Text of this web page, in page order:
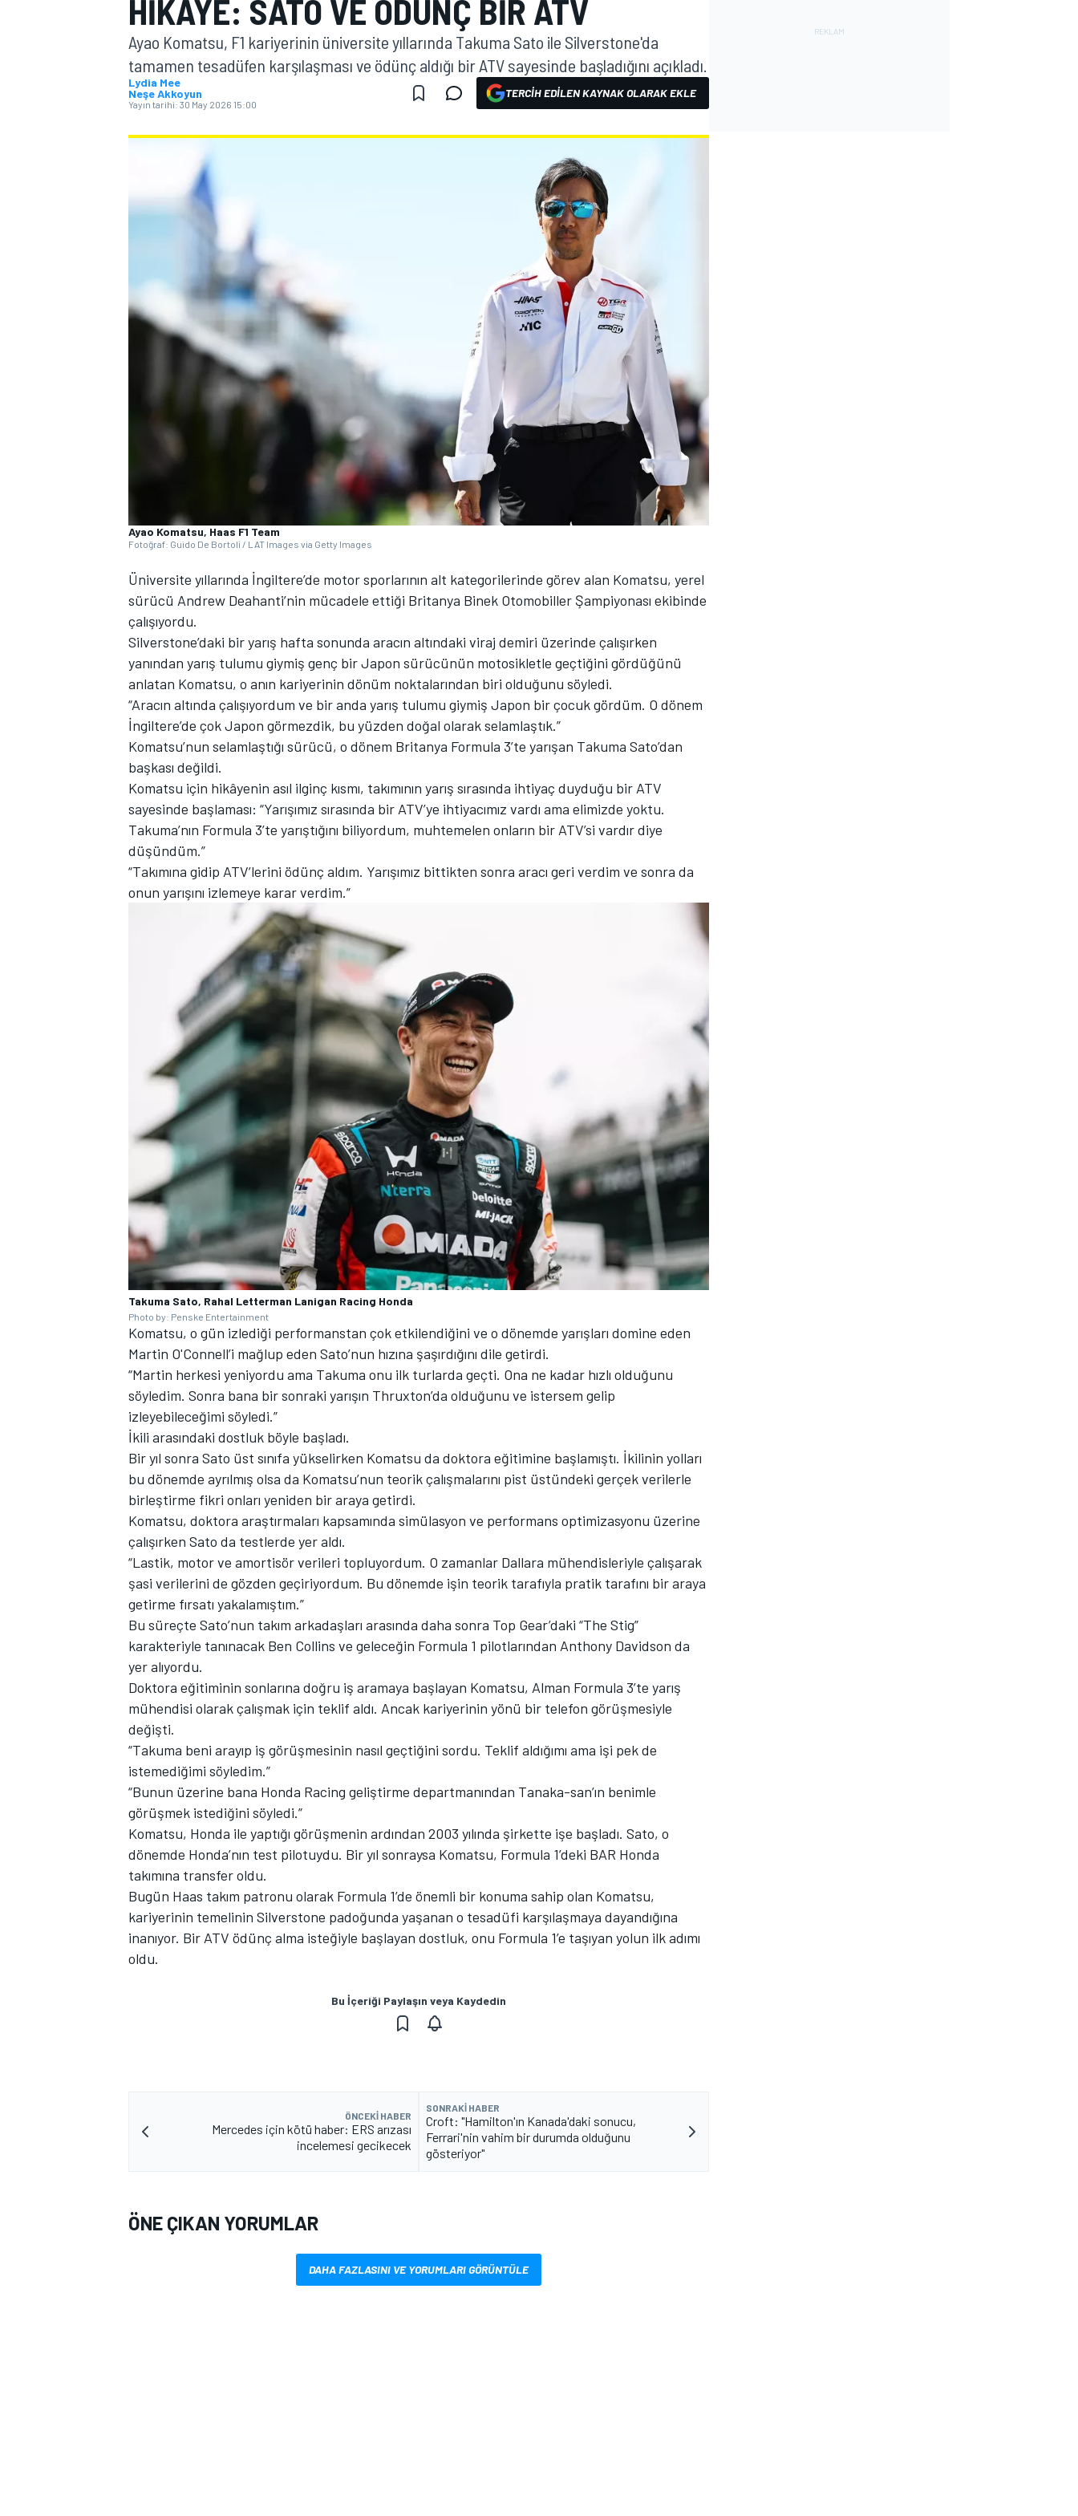
MOTOGP
WORLD SUPERBIKE
TÜRK SPORCULAR
MOTOSİKLET
HIKÂYE: SATO VE ÖDÜNÇ BIR ATV
Ayao Komatsu, F1 kariyerinin üniversite yıllarında Takuma Sato ile Silverstone'da
tamamen tesadüfen karşılaşması ve ödünç aldığı bir ATV sayesinde başladığını açıkladı.
Lydia Mee
Neşe Akkoyun
Yayın tarihi: 30 May 2026 15:00
TERCIH EDILEN KAYNAK OLARAK EKLE
Ayao Komatsu, Haas F1 Team
Fotoğraf: Guido De Bortoli / LAT Images via Getty Images
Üniversite yıllarında İngiltere’de motor sporlarının alt kategorilerinde görev alan Komatsu, yerel
sürücü Andrew Deahanti’nin mücadele ettiği Britanya Binek Otomobiller Şampiyonası ekibinde
çalışıyordu.
Silverstone’daki bir yarış hafta sonunda aracın altındaki viraj demiri üzerinde çalışırken
yanından yarış tulumu giymiş genç bir Japon sürücünün motosikletle geçtiğini gördüğünü
anlatan Komatsu, o anın kariyerinin dönüm noktalarından biri olduğunu söyledi.
“Aracın altında çalışıyordum ve bir anda yarış tulumu giymiş Japon bir çocuk gördüm. O dönem
İngiltere’de çok Japon görmezdik, bu yüzden doğal olarak selamlaştık.”
Komatsu’nun selamlaştığı sürücü, o dönem Britanya Formula 3’te yarışan Takuma Sato’dan
başkası değildi.
Komatsu için hikâyenin asıl ilginç kısmı, takımının yarış sırasında ihtiyaç duyduğu bir ATV
sayesinde başlaması: “Yarışımız sırasında bir ATV’ye ihtiyacımız vardı ama elimizde yoktu.
Takuma’nın Formula 3’te yarıştığını biliyordum, muhtemelen onların bir ATV’si vardır diye
düşündüm.”
“Takımına gidip ATV’lerini ödünç aldım. Yarışımız bittikten sonra aracı geri verdim ve sonra da
onun yarışını izlemeye karar verdim.”
Takuma Sato, Rahal Letterman Lanigan Racing Honda
Photo by: Penske Entertainment
Komatsu, o gün izlediği performanstan çok etkilendiğini ve o dönemde yarışları domine eden
Martin O'Connell’i mağlup eden Sato’nun hızına şaşırdığını dile getirdi.
“Martin herkesi yeniyordu ama Takuma onu ilk turlarda geçti. Ona ne kadar hızlı olduğunu
söyledim. Sonra bana bir sonraki yarışın Thruxton’da olduğunu ve istersem gelip
izleyebileceğimi söyledi.”
İkili arasındaki dostluk böyle başladı.
Bir yıl sonra Sato üst sınıfa yükselirken Komatsu da doktora eğitimine başlamıştı. İkilinin yolları
bu dönemde ayrılmış olsa da Komatsu’nun teorik çalışmalarını pist üstündeki gerçek verilerle
birleştirme fikri onları yeniden bir araya getirdi.
Komatsu, doktora araştırmaları kapsamında simülasyon ve performans optimizasyonu üzerine
çalışırken Sato da testlerde yer aldı.
“Lastik, motor ve amortisör verileri topluyordum. O zamanlar Dallara mühendisleriyle çalışarak
şasi verilerini de gözden geçiriyordum. Bu dönemde işin teorik tarafıyla pratik tarafını bir araya
getirme fırsatı yakalamıştım.”
Bu süreçte Sato’nun takım arkadaşları arasında daha sonra Top Gear’daki “The Stig”
karakteriyle tanınacak Ben Collins ve geleceğin Formula 1 pilotlarından Anthony Davidson da
yer alıyordu.
Doktora eğitiminin sonlarına doğru iş aramaya başlayan Komatsu, Alman Formula 3’te yarış
mühendisi olarak çalışmak için teklif aldı. Ancak kariyerinin yönü bir telefon görüşmesiyle
değişti.
“Takuma beni arayıp iş görüşmesinin nasıl geçtiğini sordu. Teklif aldığımı ama işi pek de
istemediğimi söyledim.”
“Bunun üzerine bana Honda Racing geliştirme departmanından Tanaka-san’ın benimle
görüşmek istediğini söyledi.”
Komatsu, Honda ile yaptığı görüşmenin ardından 2003 yılında şirkette işe başladı. Sato, o
dönemde Honda’nın test pilotuydu. Bir yıl sonraysa Komatsu, Formula 1’deki BAR Honda
takımına transfer oldu.
Bugün Haas takım patronu olarak Formula 1’de önemli bir konuma sahip olan Komatsu,
kariyerinin temelinin Silverstone padoğunda yaşanan o tesadüfi karşılaşmaya dayandığına
inanıyor. Bir ATV ödünç alma isteğiyle başlayan dostluk, onu Formula 1’e taşıyan yolun ilk adımı
oldu.
Bu İçeriği Paylaşın veya Kaydedin
ÖNCEKI HABER
Mercedes için kötü haber: ERS arızası
incelemesi gecikecek
SONRAKI HABER
Croft: "Hamilton'ın Kanada'daki sonucu,
Ferrari'nin vahim bir durumda olduğunu
gösteriyor"
ÖNE ÇIKAN YORUMLAR
DAHA FAZLASINI VE YORUMLARI GÖRÜNTÜLE